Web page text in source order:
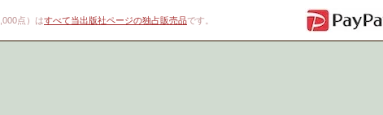
点）はすべて当出版社ページの独占販売品です。